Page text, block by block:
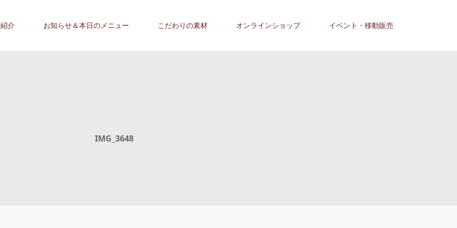
介 お知らせ＆本日のメニュー こだわりの素材 オンラインショップ イベント・移動販売
IMG_3648